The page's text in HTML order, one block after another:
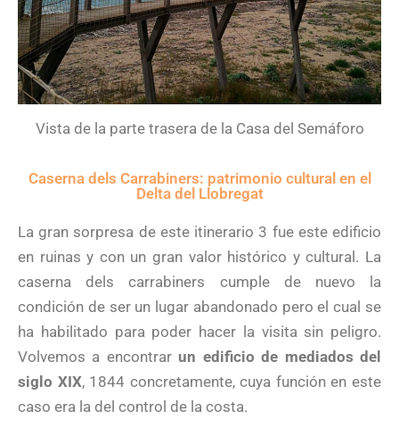
Vista de la parte trasera de la Casa del Semáforo
Caserna dels Carrabiners: patrimonio cultural en el
Delta del Llobregat
La gran sorpresa de este itinerario 3 fue este edificio
en ruinas y con un gran valor histórico y cultural. La
caserna dels carrabiners cumple de nuevo la
condición de ser un lugar abandonado pero el cual se
ha habilitado para poder hacer la visita sin peligro.
Volvemos a encontrar un edificio de mediados del
siglo XIX, 1844 concretamente, cuya función en este
caso era la del control de la costa.